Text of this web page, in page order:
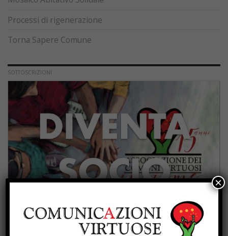
Processi di rigenerazione
Torna Sapere Comune
SOTTOSCRIZIONI
×